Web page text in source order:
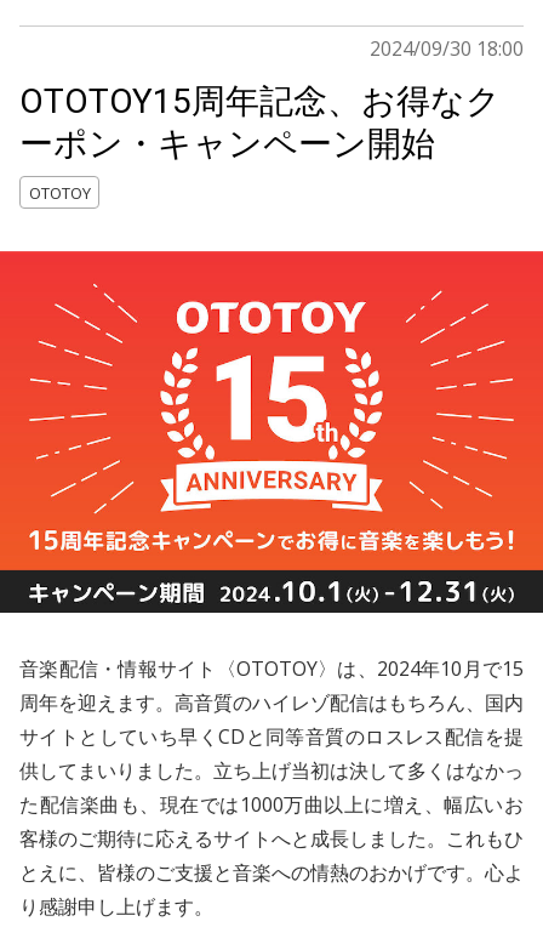
2024/09/30 18:00
OTOTOY15周年記念、お得なク
ーポン・キャンペーン開始
OTOTOY
音楽配信・情報サイト〈OTOTOY〉は、2024年10月で15
周年を迎えます。高音質のハイレゾ配信はもちろん、国内
サイトとしていち早くCDと同等音質のロスレス配信を提
供してまいりました。立ち上げ当初は決して多くはなかっ
た配信楽曲も、現在では1000万曲以上に増え、幅広いお
客様のご期待に応えるサイトへと成長しました。これもひ
とえに、皆様のご支援と音楽への情熱のおかげです。心よ
り感謝申し上げます。